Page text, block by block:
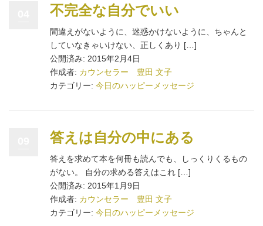
不完全な自分でいい
間違えがないように、迷惑かけないように、ちゃんと
していなきゃいけない、正しくあり […]
公開済み: 2015年2月4日
作成者: カウンセラー 豊田 文子
カテゴリー: 今日のハッピーメッセージ
答えは自分の中にある
答えを求めて本を何冊も読んでも、しっくりくるもの
がない。 自分の求める答えはこれ […]
公開済み: 2015年1月9日
作成者: カウンセラー 豊田 文子
カテゴリー: 今日のハッピーメッセージ